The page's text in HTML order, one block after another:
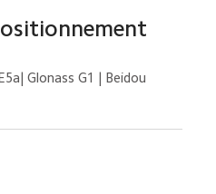
Glonass G1 | Beidou